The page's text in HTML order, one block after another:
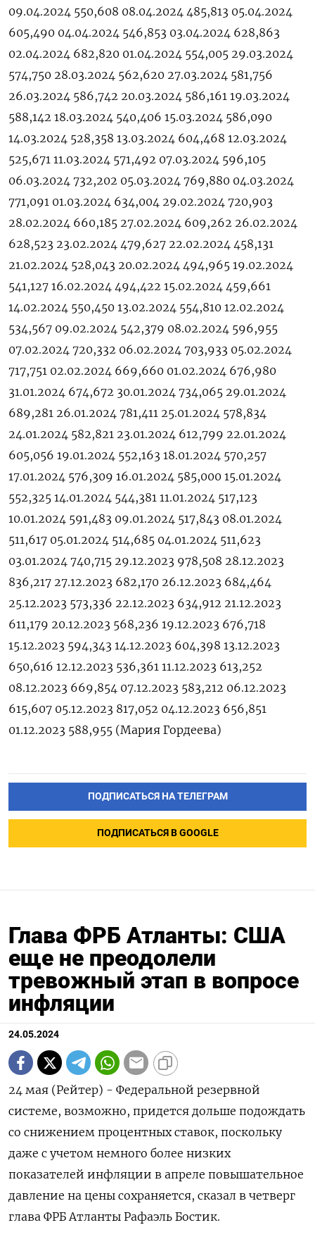
09.04.2024 550,608 08.04.2024 485,813 05.04.2024
605,490 04.04.2024 546,853 03.04.2024 628,863
02.04.2024 682,820 01.04.2024 554,005 29.03.2024
574,750 28.03.2024 562,620 27.03.2024 581,756
26.03.2024 586,742 20.03.2024 586,161 19.03.2024
588,142 18.03.2024 540,406 15.03.2024 586,090
14.03.2024 528,358 13.03.2024 604,468 12.03.2024
525,671 11.03.2024 571,492 07.03.2024 596,105
06.03.2024 732,202 05.03.2024 769,880 04.03.2024
771,091 01.03.2024 634,004 29.02.2024 720,903
28.02.2024 660,185 27.02.2024 609,262 26.02.2024
628,523 23.02.2024 479,627 22.02.2024 458,131
21.02.2024 528,043 20.02.2024 494,965 19.02.2024
541,127 16.02.2024 494,422 15.02.2024 459,661
14.02.2024 550,450 13.02.2024 554,810 12.02.2024
534,567 09.02.2024 542,379 08.02.2024 596,955
07.02.2024 720,332 06.02.2024 703,933 05.02.2024
717,751 02.02.2024 669,660 01.02.2024 676,980
31.01.2024 674,672 30.01.2024 734,065 29.01.2024
689,281 26.01.2024 781,411 25.01.2024 578,834
24.01.2024 582,821 23.01.2024 612,799 22.01.2024
605,056 19.01.2024 552,163 18.01.2024 570,257
17.01.2024 576,309 16.01.2024 585,000 15.01.2024
552,325 14.01.2024 544,381 11.01.2024 517,123
10.01.2024 591,483 09.01.2024 517,843 08.01.2024
511,617 05.01.2024 514,685 04.01.2024 511,623
03.01.2024 740,715 29.12.2023 978,508 28.12.2023
836,217 27.12.2023 682,170 26.12.2023 684,464
25.12.2023 573,336 22.12.2023 634,912 21.12.2023
611,179 20.12.2023 568,236 19.12.2023 676,718
15.12.2023 594,343 14.12.2023 604,398 13.12.2023
650,616 12.12.2023 536,361 11.12.2023 613,252
08.12.2023 669,854 07.12.2023 583,212 06.12.2023
615,607 05.12.2023 817,052 04.12.2023 656,851
01.12.2023 588,955 (Мария Гордеева)
ПОДПИСАТЬСЯ НА ТЕЛЕГРАМ
ПОДПИСАТЬСЯ В GOOGLE
Глава ФРБ Атланты: США
еще не преодолели
тревожный этап в вопросе
инфляции
24.05.2024
24 мая (Рейтер) - Федеральной резервной
системе, возможно, придется дольше подождать
со снижением процентных ставок, поскольку
даже с учетом немного более низких
показателей инфляции в апреле повышательное
давление на цены сохраняется, сказал в четверг
глава ФРБ Атланты Рафаэль Бостик.